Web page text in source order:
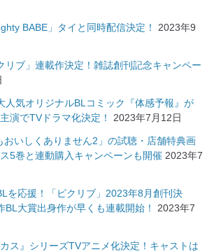
BABE」タイと同時配信決定！
2023年9
リブ」連載作決定！雑誌創刊記念キャンペー
人気オリジナルBLコミック『体感予報』が
演でTVドラマ化決定！
2023年7月12日
おいしくありません2」の試聴・店舗特典画
5巻と連動購入キャンペーンも開催 2023年7
を応援！「ピクリブ」2023年8月創刊決
大賞出身作が早くも連載開始！
2023年7
ス』シリーズTVアニメ化決定！キャストは